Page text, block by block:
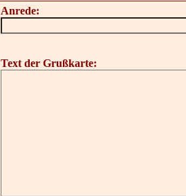
Anrede:
Text der Grußkarte: